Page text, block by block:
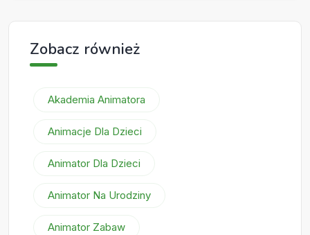
Zobacz również
Akademia Animatora
Animacje Dla Dzieci
Animator Dla Dzieci
Animator Na Urodziny
Animator Zabaw